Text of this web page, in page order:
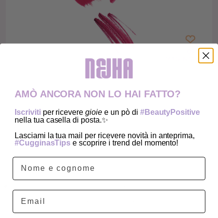
SCEGLI COMBO DAY &
NIGHT SE...
perfettamente
AMÒ ANCORA NON LO HAI FATTO?
Iscrivitiper riceveregioiee un pò di #BeautyPositive
nella tua casella di posta.✨
Lasciami la tua mail per ricevere novità in anteprima,
#CugginasTips e scoprire i trend del momento!
Email